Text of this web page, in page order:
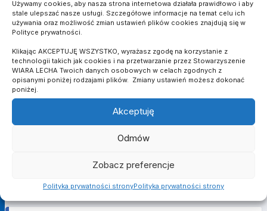
Używamy cookies, aby nasza strona internetowa działała prawidłowo i aby
stale ulepszać nasze usługi. Szczegółowe informacje na temat celu ich
używania oraz możliwość zmian ustawień plików cookies znajdują się w
Polityce prywatności.
Klikając AKCEPTUJĘ WSZYSTKO, wyrażasz zgodę na korzystanie z
technologii takich jak cookies i na przetwarzanie przez Stowarzyszenie
WIARA LECHA Twoich danych osobowych w celach zgodnych z
opisanymi poniżej rodzajami plików. Zmiany ustawień możesz dokonać
poniżej.
Akceptuję
Odmów
Zobacz preferencje
Polityka prywatności stronyPolityka prywatności strony
BRAMKI
4
ŻÓŁTE KARTKI
0
No data available in table